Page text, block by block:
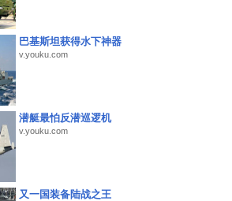
巴基斯坦获得水下神器
v.youku.com
潜艇最怕反潜巡逻机
v.youku.com
又一国装备陆战之王